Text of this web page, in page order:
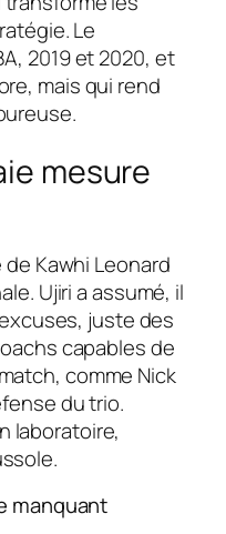
Le
2019 et 2020, et
mais qui rend
mesure
Kawhi Leonard
Ujiri a assumé, il
juste des
capables de
comme Nick
du trio.
laboratoire,
manquant